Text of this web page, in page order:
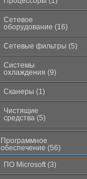
Сетевое
оборудование (16)
Сетевые фильтры (5)
Системы
охлаждения (9)
Сканеры (1)
Чистящие
средства (5)
Программное
обеспечение (56)
ПО Microsoft (3)